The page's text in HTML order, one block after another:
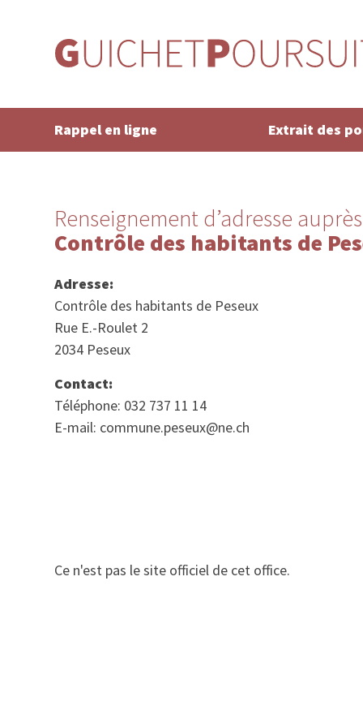
Rappel en ligne Extrait des
Renseignement d’adresse
Contrôle des habitants de
Adresse:
Contrôle des habitants de Peseux
Rue E.-Roulet 2
2034 Peseux
Contact:
Téléphone: 032 737 11 14
E-mail: commune.peseux@ne.ch
Ce n'est pas le site officiel de cet office.